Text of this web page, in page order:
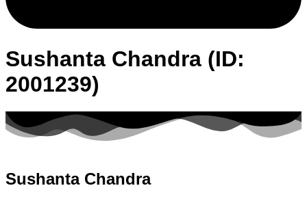
Sushanta Chandra (ID:
2001239)
Sushanta Chandra